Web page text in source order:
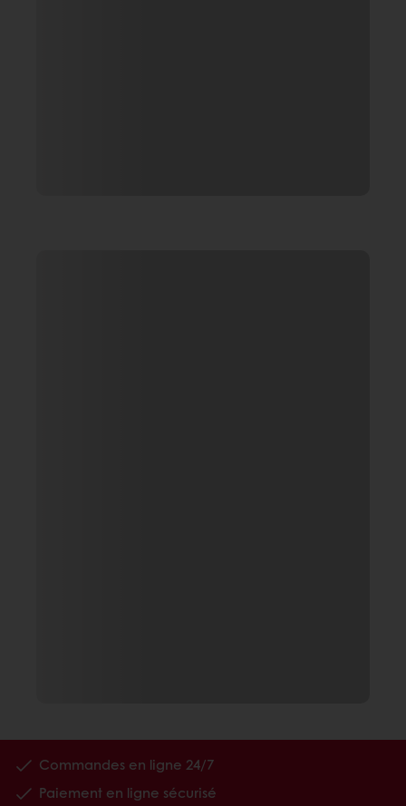
Commandes en ligne 24/7
Paiement en ligne sécurisé